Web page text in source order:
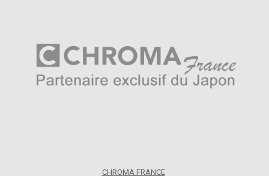
CHROMA FRANCE